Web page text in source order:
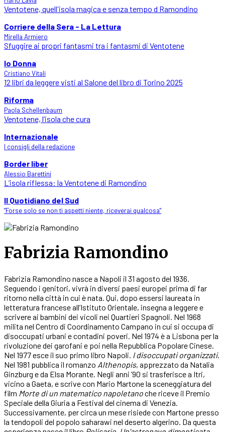
Ventotene, quell'isola magica e senza tempo d Ramondino
Corriere della Sera - La Lettura
Mirella Armiero
Sfuggire ai propri fantasmi tra i fantasmi di Ventotene
Io Donna
Cristiano Vitali
12 libri da leggere visti al Salone del libro di Torino 2025
Riforma
Paola Schellenbaum
Ventotene, l’isola che cura
Internazionale
I consigli della redazione
Border liber
Alessio Barettini
L’isola riflessa: la Ventotene di Ramondino
Il Quotidiano del Sud
"Forse solo se non ti aspetti niente, riceverai qualcosa"
Fabrizia Ramondino
Fabrizia Ramondino nasce a Napoli il 31 agosto del 1936.
Seguendo i genitori, vivrà in diversi paesi europei prima di far
ritorno nella città in cui è nata. Qui, dopo essersi laureata in
letteratura francese all’Istituto Orientale, insegna a leggere e
scrivere ai bambini dei vicoli nei Quartieri Spagnoli. Nel 1968
milita nel Centro di Coordinamento Campano in cui si occupa di
disoccupati urbani e contadini poveri. Nel 1974 è a Lisbona per la
rivoluzione dei garofani e poi nella Repubblica Popolare Cinese.
Nel 1977 esce il suo primo libro Napoli. I disoccupati organizzati.
Nel 1981 pubblica il romanzo Althenopis, apprezzato da Natalia
Ginzburg e da Elsa Morante. Negli anni ’90 si trasferisce a Itri,
vicino a Gaeta, e scrive con Mario Martone la sceneggiatura del
film Morte di un matematico napoletanoche riceve il Premio
Speciale della Giuria a Festival del cinema di Venezia.
Successivamente, per circa un mese risiede con Martone presso
la tendopoli del popolo saharawi nel deserto algerino. Da questa